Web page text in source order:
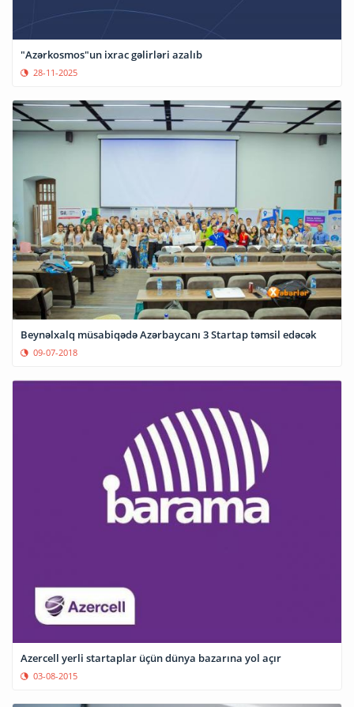
"Azərkosmos"un ixrac gəlirləri azalıb
28-11-2025
Beynəlxalq müsabiqədə Azərbaycanı 3 Startap təmsil edəcək
09-07-2018
Azercell yerli startaplar üçün dünya bazarına yol açır
03-08-2015